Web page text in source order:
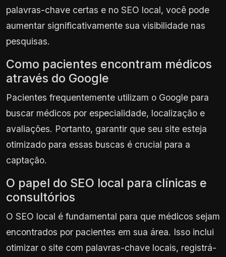
palavras-chave certas e no SEO local, você pode
aumentar significativamente sua visibilidade nas
pesquisas.
Como pacientes encontram médicos
através do Google
Pacientes frequentemente utilizam o Google para
buscar médicos por especialidade, localização e
avaliações. Portanto, garantir que seu site esteja
otimizado para essas buscas é crucial para a
captação.
O papel do SEO local para clínicas e
consultórios
O SEO local é fundamental para que médicos sejam
encontrados por pacientes em sua área. Isso inclui
otimizar o site com palavras-chave locais, registrá-